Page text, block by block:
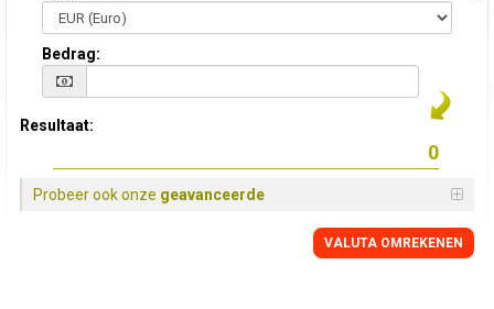
Bedrag:
Resultaat:
Probeer ook onze geavanceerde
VALUTA OMREKENEN